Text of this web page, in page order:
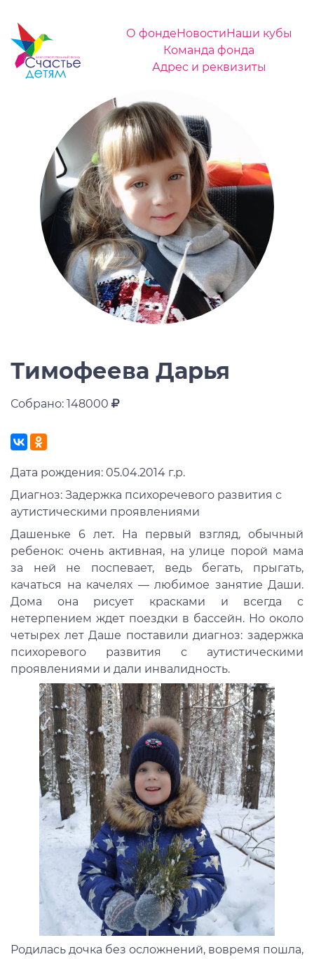
О фондеНовостиНаши кубы
Команда фонда
Адрес и реквизиты
Тимофеева Дарья
Собрано: 148000
Дата рождения: 05.04.2014 г.р.
Диагноз: Задержка психоречевого развития с
аутистическими проявлениями
Дашеньке 6 лет. На первый взгляд, обычный
ребенок: очень активная, на улице порой мама
за ней не поспевает, ведь бегать, прыгать,
качаться на качелях — любимое занятие Даши.
Дома она рисует красками и всегда с
нетерпением ждет поездки в бассейн. Но около
четырех лет Даше поставили диагноз: задержка
психоревого развития с аутистическими
проявлениями и дали инвалидность.
Родилась дочка без осложнений, вовремя пошла,